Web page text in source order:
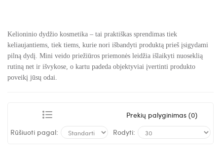
Kelioninio dydžio kosmetika – tai praktiškas sprendimas tiek
keliaujantiems, tiek tiems, kurie nori išbandyti produktą prieš įsigydami
pilną dydį. Mini veido priežiūros priemonės leidžia išlaikyti nuoseklią
rutiną net ir išvykose, o kartu padeda objektyviai įvertinti produkto
poveikį jūsų odai.
Prekių palyginimas (0)
Rūšiuoti pagal:
Rodyti: